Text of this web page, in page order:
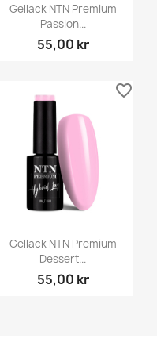
Gellack NTN Premium
Passion...
55,00 kr
Gellack NTN Premium
Dessert...
55,00 kr
favorite_border